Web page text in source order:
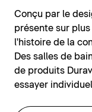
Conçu par le
présente sur plus
l'histoire de la
Des salles de
de produits
essayer